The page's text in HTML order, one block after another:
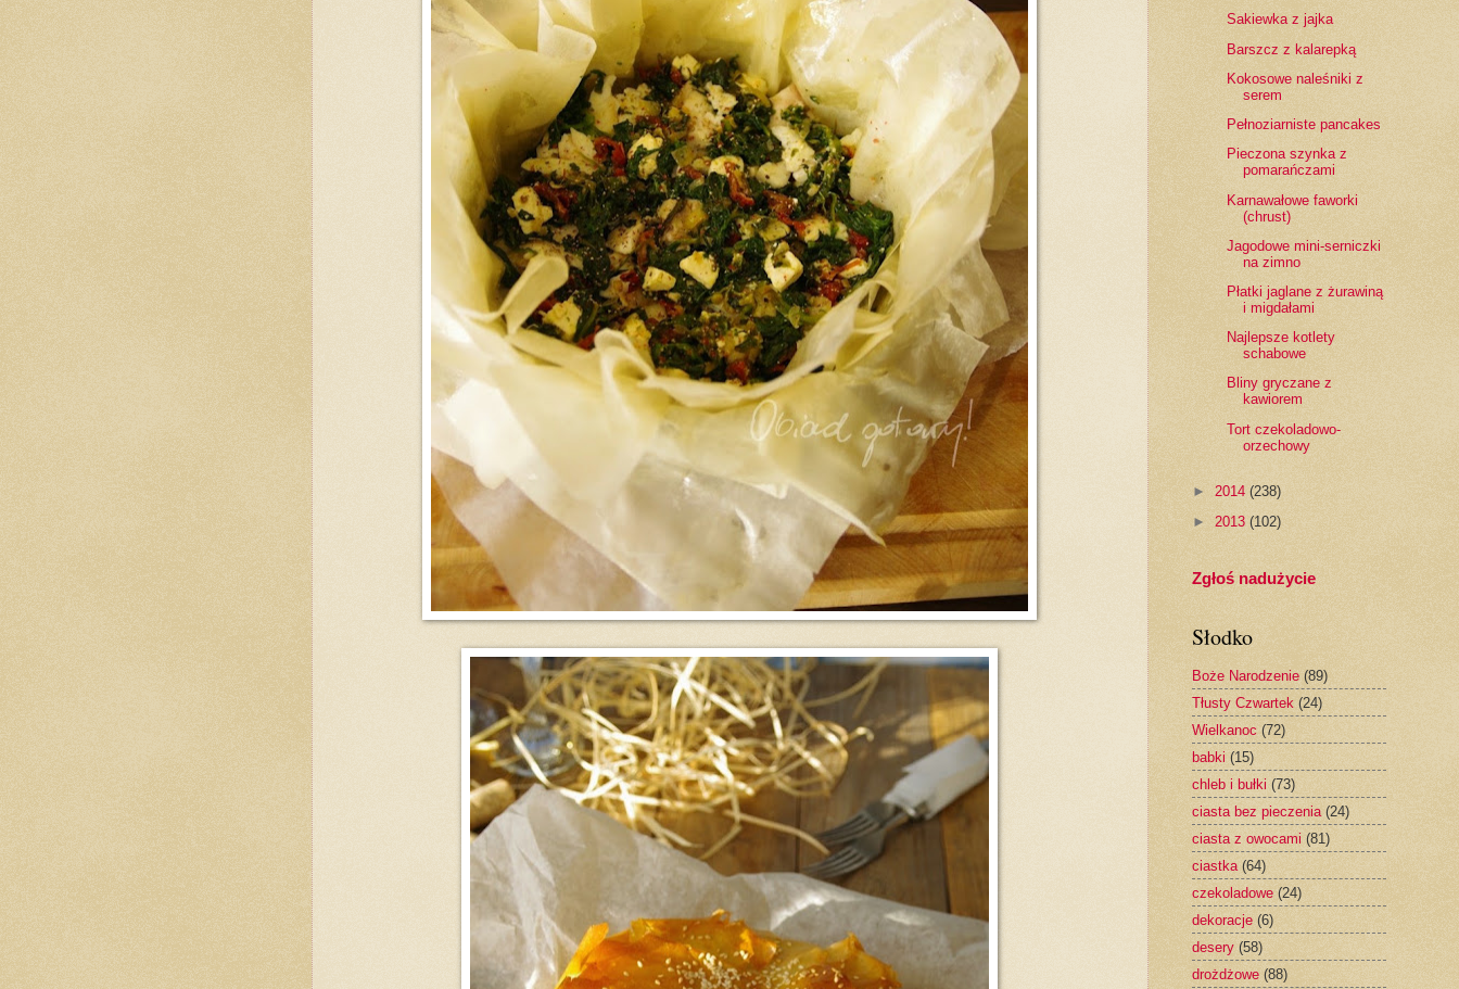
Sakiewka z jajka
Barszcz z kalarepką
Kokosowe naleśniki z
serem
Pełnoziarniste pancakes
Pieczona szynka z
pomarańczami
Karnawałowe faworki
(chrust)
Jagodowe mini-serniczki
na zimno
Płatki jaglane z żurawiną
i migdałami
Najlepsze kotlety
schabowe
Bliny gryczane z
kawiorem
Tort czekoladowo-
orzechowy
► 2014 (238)
► 2013 (102)
Zgłoś nadużycie
Słodko
Boże Narodzenie (89)
Tłusty Czwartek (24)
Wielkanoc (72)
babki (15)
chleb i bułki (73)
ciasta bez pieczenia (24)
ciasta z owocami (81)
ciastka (64)
czekoladowe (24)
dekoracje (6)
desery (58)
drożdżowe (88)